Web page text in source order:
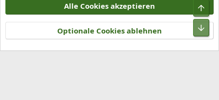
Nutzungsbedingungen
Datenschutz
Hilfe und Impressum
R
S
S
Community platform by XenForo® © 2010-2026 XenForo Ltd.
Alle Cookies akzeptieren
Optionale Cookies ablehnen